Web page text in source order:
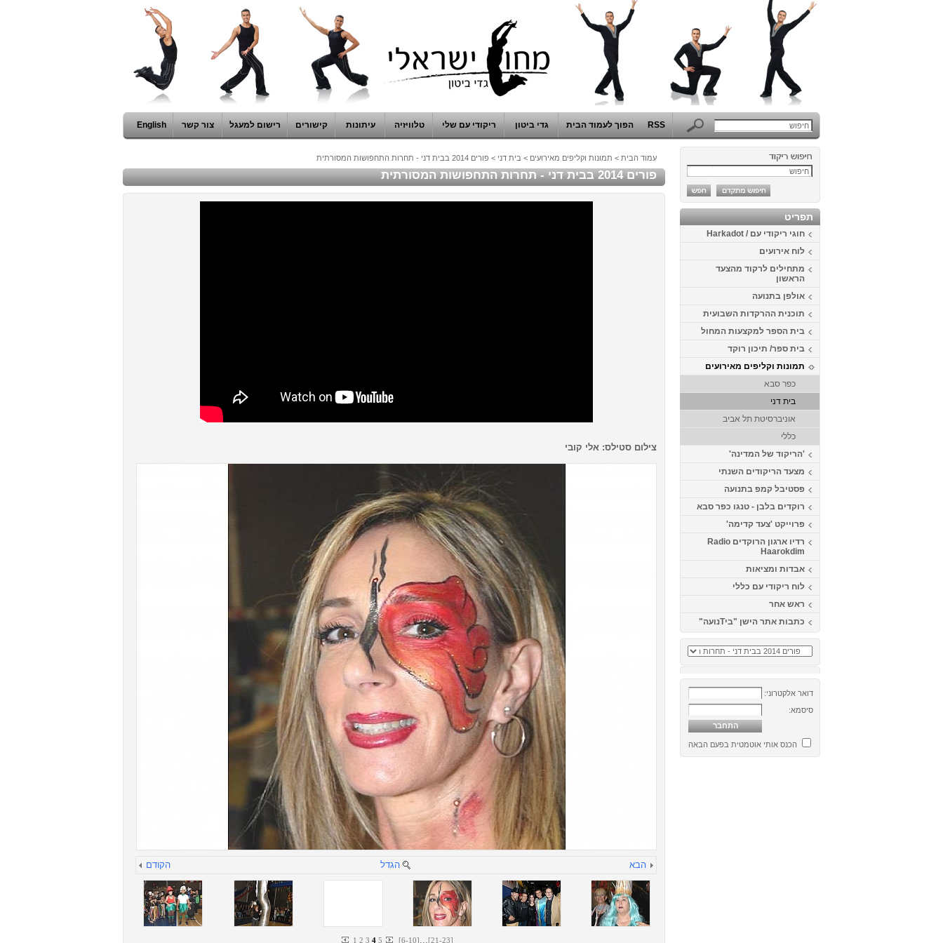
RSS הפוך לעמוד הבית גדי ביטון ריקודי עם שלי טלוויזיה עיתונות קישורים רישום למעגל צור קשר English
תפריט
חוגי ריקודי עם / Harkadot
לוח אירועים
מתחילים לרקוד מהצעד
הראשון
אולפן בתנועה
תוכנית ההרקדות השבועית
בית הספר למקצעות המחול
בית ספר/ תיכון רוקד
תמונות וקליפים מאירועים
כפר סבא
בית דני
אוניברסיטת תל אביב
כללי
'הריקוד של המדינה'
מצעד הריקודים השנתי
פסטיבל קמפ בתנועה
רוקדים בלבן - טנגו כפר סבא
פרוייקט 'צעד קדימה'
רדיו ארגון הרוקדים Radio
Haarokdim
אבדות ומציאות
לוח ריקודי עם כללי
ראש אחר
כתבות אתר הישן "ביTנועה"
דואר אלקטרוני:
סיסמא:
הכנס אותי אוטמטית בפעם הבאה
עמוד הבית > תמונות וקליפים מאירועים > בית דני > פורים 2014 בבית דני - תחרות התחפושות המסורתית
פורים 2014 בבית דני - תחרות התחפושות המסורתית
צילום סטילס: אלי קובי
הקודם הגדל הבא
1 2 3 4 5 [6-10]...[21-23]